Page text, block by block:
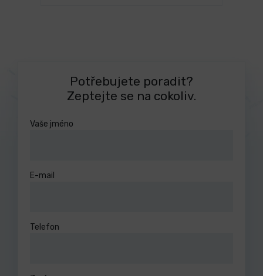
Potřebujete poradit?
Zeptejte se na cokoliv.
Vaše jméno
E-mail
Telefon